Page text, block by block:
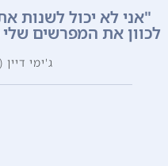
"אני לא יכול לשנות את
את המפרשים שלי
ג'ימי דיין (Jimmy Dean)